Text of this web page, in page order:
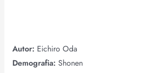
Autor: Eichiro Oda
Demografia: Shonen